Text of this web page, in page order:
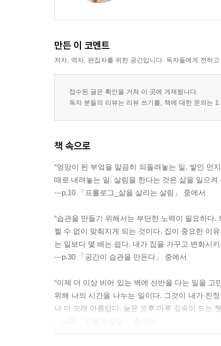
만든 이 코멘트
저자, 역자, 편집자를 위한 공간입니다. 독자들에게 전하
접수된 글은 확인을 거쳐 이 곳에 게재됩니다.
독자 분들의 리뷰는 리뷰 쓰기를, 책에 대한 문의는
책 속으로
“엉망이 된 부엌을 말끔히 되돌려놓는 일, 쌓인 먼
때로 내려놓는 일. 살림을 한다는 것은 삶을 일으
---p.10 「프롤로그_삶을 살리는 살림」 중에서
“습관을 만들기 위해서는 부단한 노력이 필요하다
쩔 수 없이 맞춰지게 되는 것이다. 집이 중요한 이
는 일보다 몇 배는 쉽다. 내가 집을 가꾸고 변화시
---p.30 「공간이 습관을 만든다」 중에서
“이제 더 이상 비어 있는 벽에 선반을 다는 일을
위해 나의 시간을 나누는 일이다. 그것이 내가 진
나 더 오래 아름답다. 늦은 오후 마루 깊숙이 드는